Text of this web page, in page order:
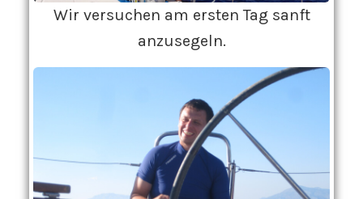
Wir versuchen am ersten Tag sanft
anzusegeln.